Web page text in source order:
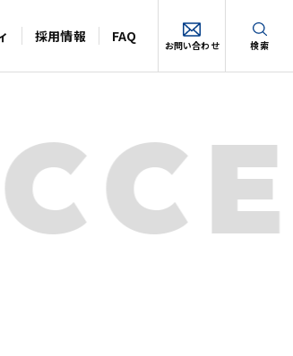
採用情報 FAQ お問い合わせ 検索